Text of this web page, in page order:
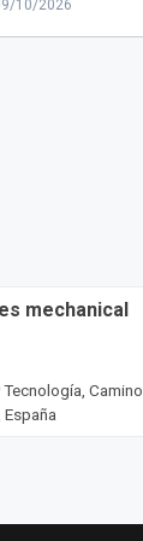
10/2026
mechanical
Camino